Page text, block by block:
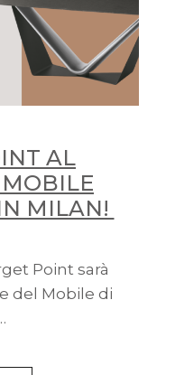
AL
MILAN!
Point sarà
del Mobile di